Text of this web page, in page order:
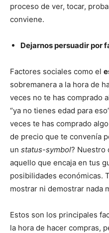
proceso de ver, tocar,
conviene.
Dejarnos persuadir por
Factores sociales como el
sobremanera a la hora de
veces no te has comprado
“ya no tienes edad para
veces te has comprado
de precio que te convenía
un status-symbol? Nuestro
aquello que encaja en tus
posibilidades económicas.
mostrar ni demostrar nada
Estos son los principales
la hora de hacer compras,